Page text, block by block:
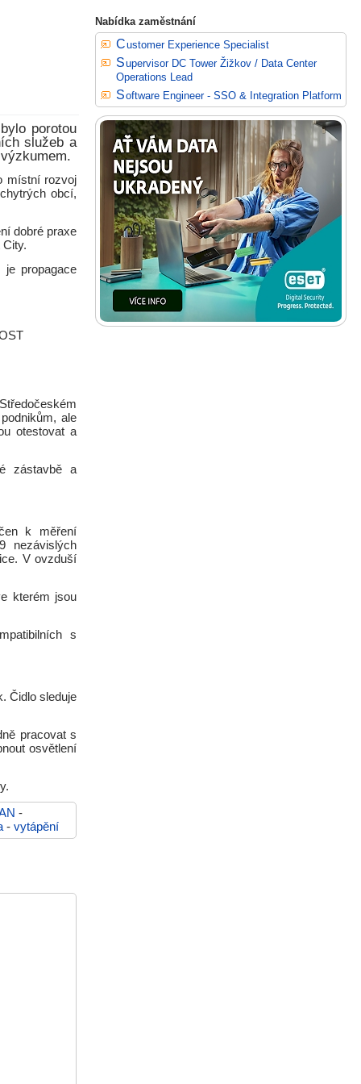
porotou
služeb a
místní rozvoj
obcí,
dobré praxe
propagace
ale
otestovat a
zástavbě a
k měření
nezávislých
V ovzduší
kterém jsou
s
Čidlo sleduje
pracovat s
osvětlení
-
- vytápění
Nabídka zaměstnání
Customer Experience Specialist
Supervisor DC Tower Žižkov / Data Center
Operations Lead
Software Engineer - SSO & Integration Platform